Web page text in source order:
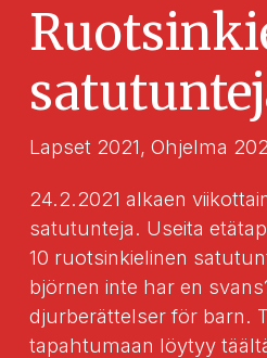
Lapset 2021,Ohjelma
24.2.2021 alkaen
satutunteja. Useita
10 ruotsinkielinen
björnen inte har en
djurberättelser för barn.
tapahtumaan löytyy